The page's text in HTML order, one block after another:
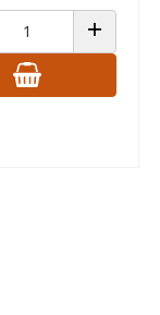
VERRINGERN ANZAHL